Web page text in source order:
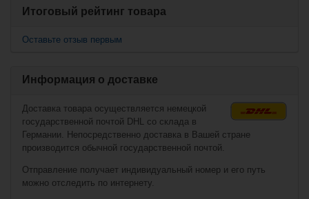
Rangers
клюшка НХЛ
Sher-Wood
Итоговый рейтинг товара
Оставьте отзыв первым
Информация о доставке
Доставка товара осуществляется немецкой
государственной почтой DHL со склада в
Германии. Непосредственно доставка в Вашей стране
производится обычной государственной почтой.
Отправление получает индивидуальный номер и его путь
можно отследить по интернету.